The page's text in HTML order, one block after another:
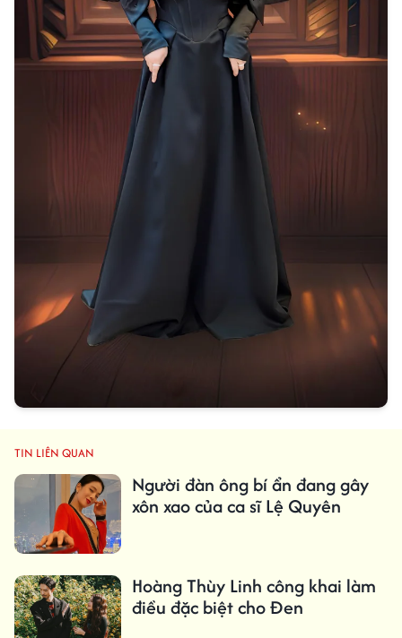
TIN LIÊN QUAN
Người đàn ông bí ẩn đang gây
xôn xao của ca sĩ Lệ Quyên
Hoàng Thùy Linh công khai làm
điều đặc biệt cho Đen